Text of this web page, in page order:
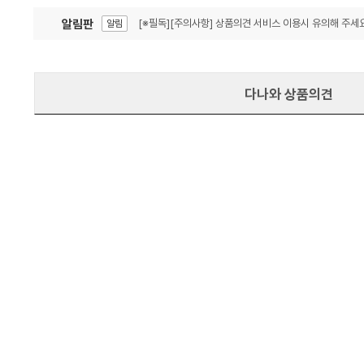
알림판 알림 [※필독][주의사항] 상품의견 서비스 이용시 유의해 주세
다나와 상품의견